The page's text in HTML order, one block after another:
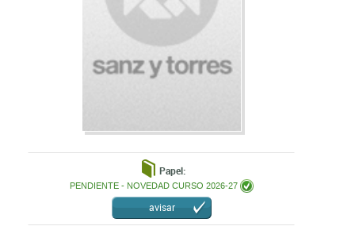
PENDIENTE - NOVEDAD CURSO 2026-27
avisar